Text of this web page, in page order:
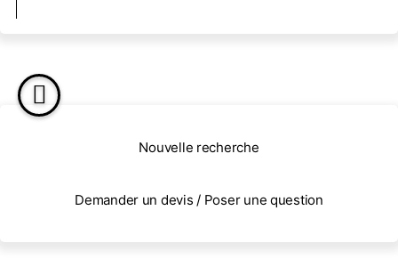
Nouvelle recherche
Demander un devis / Poser une question